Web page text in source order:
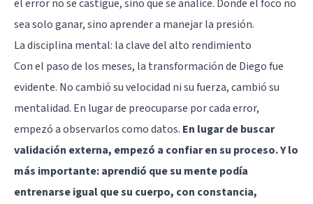
el error no se castigue, sino que se analice. Donde el foco no
sea solo ganar, sino aprender a manejar la presión.
La disciplina mental: la clave del alto rendimiento
Con el paso de los meses, la transformación de Diego fue
evidente. No cambió su velocidad ni su fuerza, cambió su
mentalidad. En lugar de preocuparse por cada error,
empezó a observarlos como datos. En lugar de buscar
validación externa, empezó a confiar en su proceso. Y lo
más importante: aprendió que su mente podía
entrenarse igual que su cuerpo, con constancia,